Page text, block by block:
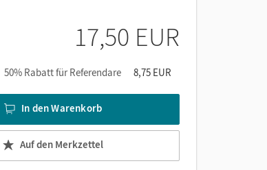
17,50 EUR
50% Rabatt für Referendare 8,75 EUR
In den Warenkorb
Auf den Merkzettel